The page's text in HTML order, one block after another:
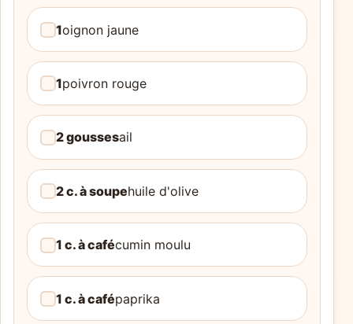
1oignon jaune
1poivron rouge
2 goussesail
2 c. à soupehuile d'olive
1 c. à cafécumin moulu
1 c. à cafépaprika